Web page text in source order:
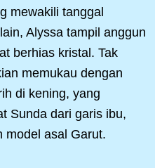
mewakili tanggal
Alyssa tampil anggun
berhias kristal. Tak
memukau dengan
di kening, yang
Sunda dari garis ibu,
model asal Garut.